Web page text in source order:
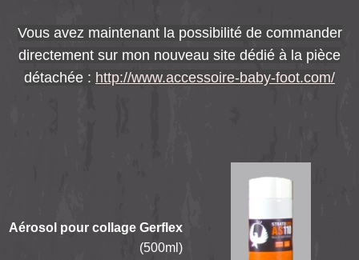
Vous avez maintenant la possibilité de commander
directement sur mon nouveau site dédié à la pièce
détachée : http://www.accessoire-baby-foot.com/
Aérosol pour collage Gerflex
(500ml)